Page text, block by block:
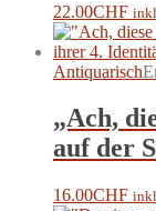
22.00CHF
Antiquarisch
„Ach,
auf der
16.00CHF